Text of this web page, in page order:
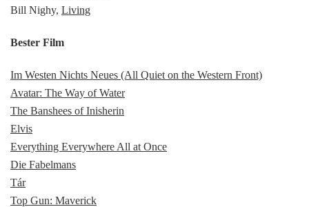
Bill Nighy, Living
Bester Film
Im Westen Nichts Neues (All Quiet on the Western Front)
Avatar: The Way of Water
The Banshees of Inisherin
Elvis
Everything Everywhere All at Once
Die Fabelmans
Tár
Top Gun: Maverick